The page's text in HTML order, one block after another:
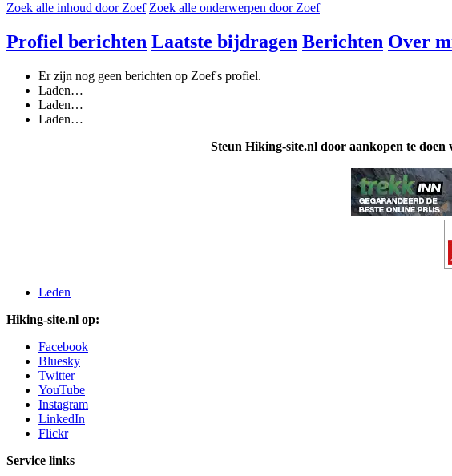
Zoek alle inhoud door Zoef Zoek alle onderwerpen door Zoef
Profiel berichten Laatste bijdragen Berichten Over
Er zijn nog geen berichten op Zoef's profiel.
Laden…
Laden…
Laden…
Steun Hiking-site.nl door aankopen te doen
Leden
Hiking-site.nl op:
Facebook
Bluesky
Twitter
YouTube
Instagram
LinkedIn
Flickr
Service links